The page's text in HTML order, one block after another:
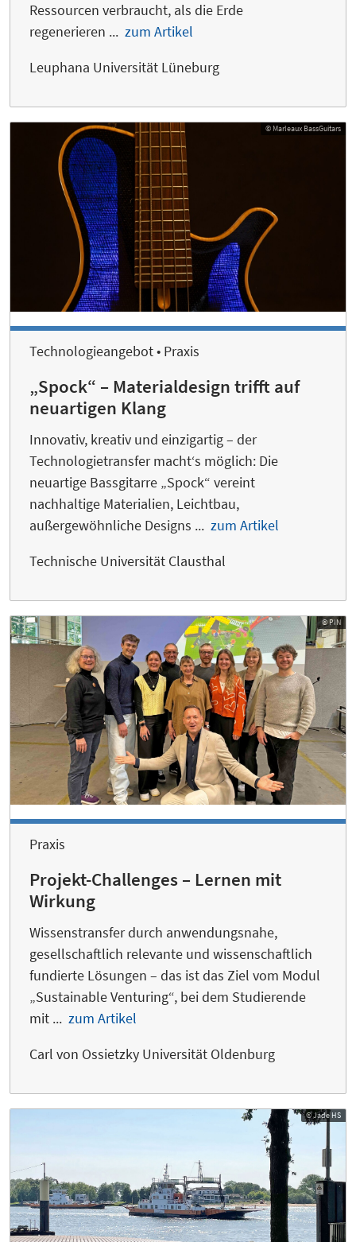
Ressourcen verbraucht, als die Erde
regenerieren ... zum Artikel
Leuphana Universität Lüneburg
© Marleaux BassGuitars
Technologieangebot • Praxis
„Spock“ – Materialdesign trifft auf
neuartigen Klang
Innovativ, kreativ und einzigartig – der
Technologietransfer macht‘s möglich: Die
neuartige Bassgitarre „Spock“ vereint
nachhaltige Materialien, Leichtbau,
außergewöhnliche Designs ... zum Artikel
Technische Universität Clausthal
© PIN
Praxis
Projekt-Challenges – Lernen mit
Wirkung
Wissenstransfer durch anwendungsnahe,
gesellschaftlich relevante und wissenschaftlich
fundierte Lösungen – das ist das Ziel vom Modul
„Sustainable Venturing“, bei dem Studierende
mit ... zum Artikel
Carl von Ossietzky Universität Oldenburg
© Jade HS